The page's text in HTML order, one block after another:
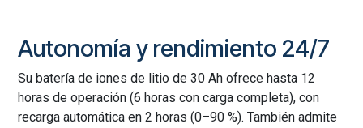
Autonomía y rendimiento 24/7
Su batería de iones de litio de 30 Ah ofrece hasta 12
horas de operación (6 horas con carga completa), con
recarga automática en 2 horas (0–90 %). También admite